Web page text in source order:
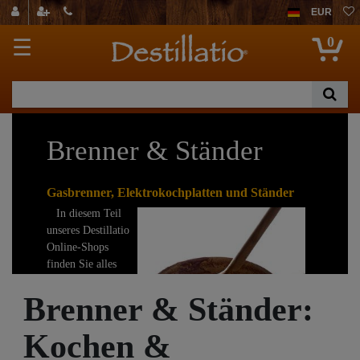
EUR
☰ 0
Brenner & Ständer
Gasbrenner, Elektrokochplatten und Ständer
In diesem Teil
unseres Destillatio
Online-Shops
finden Sie alles
Töpfe und Kessel.
Wählen Sie
Brenner & Ständer:
Kochen &